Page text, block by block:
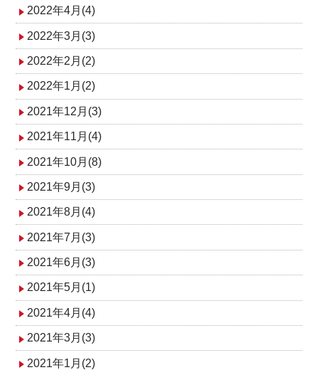
2022年4月(4)
2022年3月(3)
2022年2月(2)
2022年1月(2)
2021年12月(3)
2021年11月(4)
2021年10月(8)
2021年9月(3)
2021年8月(4)
2021年7月(3)
2021年6月(3)
2021年5月(1)
2021年4月(4)
2021年3月(3)
2021年1月(2)